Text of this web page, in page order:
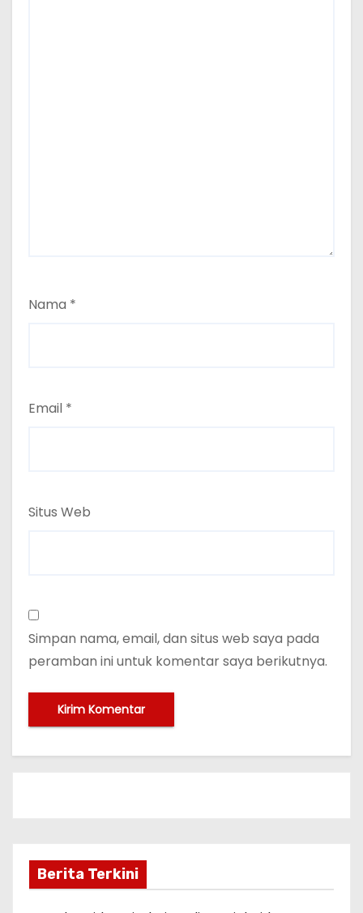
Nama *
Email *
Situs Web
Simpan nama, email, dan situs web saya pada
peramban ini untuk komentar saya berikutnya.
Berita Terkini